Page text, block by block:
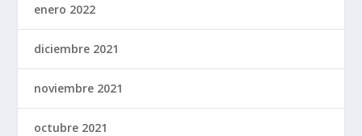
enero 2022
diciembre 2021
noviembre 2021
octubre 2021